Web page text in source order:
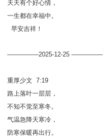
天天有个好心情，
一生都在幸福中。
早安吉祥！
—————2025-12-25 —————
重厚少文 7:19
路上落叶一层层，
不知不觉至寒冬。
气温急降天寒冷，
防寒保暖再出行。